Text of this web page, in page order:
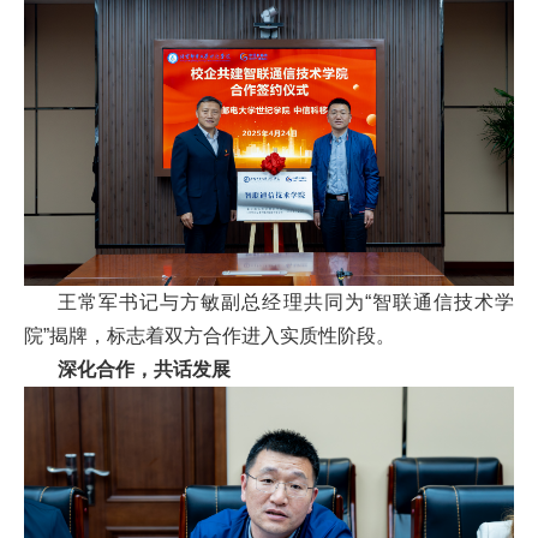
王常军书记与方敏副总经理共同为“智联通信技术学
院”揭牌，标志着双方合作进入实质性阶段。
深化合作，共话发展